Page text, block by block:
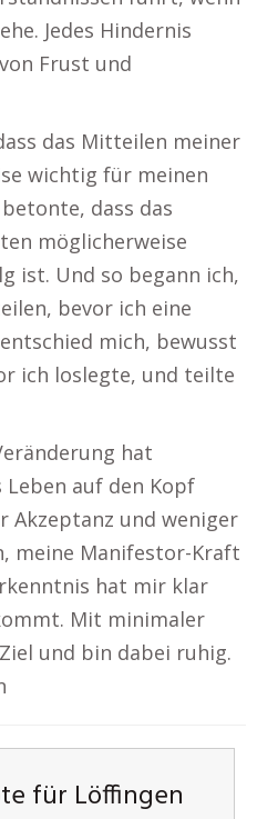
Jedes Hindernis
Frust und
das Mitteilen meiner
wichtig für meinen
dass das
möglicherweise
ist. Und so begann ich,
bevor ich eine
mich, bewusst
ich loslegte, und teilte
hat
auf den Kopf
Akzeptanz und weniger
meine Manifestor-Kraft
hat mir klar
Mit minimaler
und bin dabei ruhig.
für Löffingen